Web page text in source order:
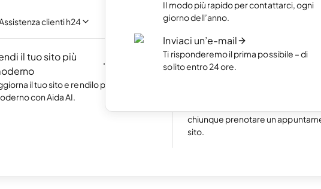
Assistenza clienti h24
Il modo più rapido per contattarci, ogni
giorno dell’anno.
Inviaci un’e-mail
Ti risponderemo il prima possibile – di
solito entro 24 ore.
senza scrivere una riga di
il tuo sito più
il tuo sito e rendilo più
con Aida AI.
Metti in mostra i tuoi lavori migliori
portfolio online.
Crea un ecommerce
Crea il tuo ecommerce e comincia
guadagnare online.
chiunque prenotare un
sito.
Eccellente
potente soluzione di hosting pensata per web designer, startup, e-commerce e
di un server virtuale privato, senza la preoccupazione di doverlo gestire